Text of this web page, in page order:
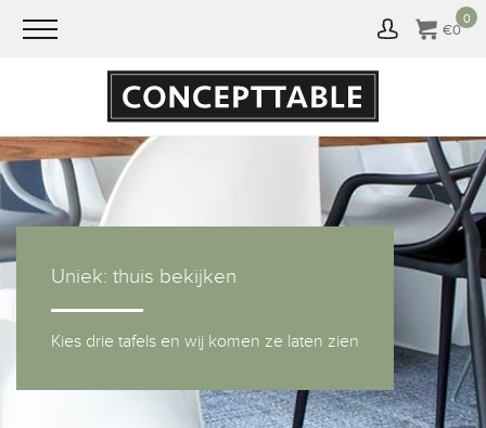
0
€0
Uniek: thuis bekijken
Kies drie tafels en wij komen ze laten zien